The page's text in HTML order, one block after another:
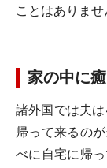
ことはありませ
家の中に
諸外国では夫
帰って来るの
べに自宅に帰